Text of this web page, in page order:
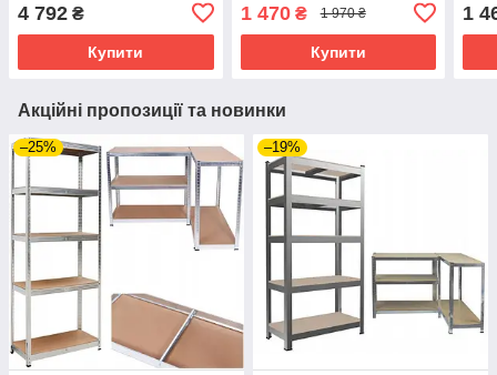
4 792 ₴
Купити
полиць, до 875 кг
навантаження
1 470₴ 1 970 ₴
Купити
1
Акційні пропозиції та новинки
–25% –19%